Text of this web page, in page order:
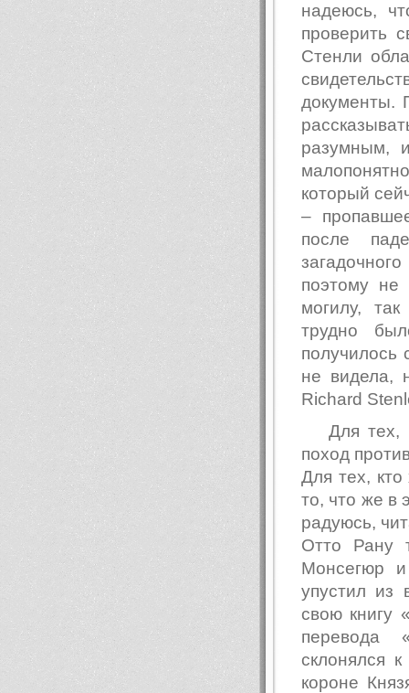
надеюсь,
проверить
Стенли
документы.
разумным,
который
–
после
поэтому не
могилу,
трудно
не
Richard
Для тех,
поход
Для тех,
то, что же в
радуюсь,
Отто Рану
Монсегюр
упустил из
свою книгу
перевода
склонялся
короне